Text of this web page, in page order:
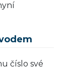
číslo své